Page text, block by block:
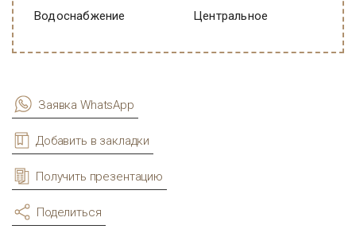
Водоснабжение
Центральное
Заявка WhatsApp
Добавить в закладки
Получить презентацию
Поделиться